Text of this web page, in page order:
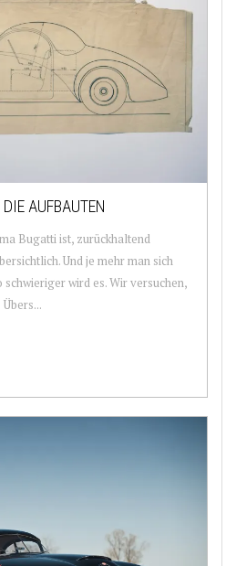
AUFBAUTEN
Bugatti ist, zurückhaltend
Und je mehr man sich
wird es. Wir versuchen,